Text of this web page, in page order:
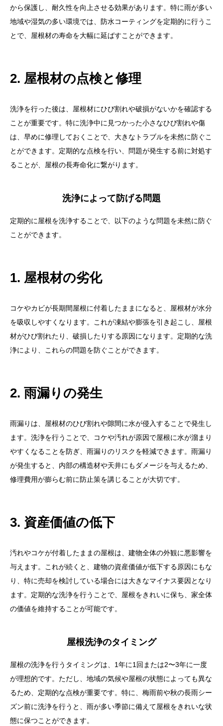
から保護し、耐久性を向上させる効果があります。特に雨が多い
地域や湿気の多い環境では、防水コーティングを定期的に行うこ
とで、屋根材の寿命を大幅に延ばすことができます。
2. 屋根材の点検と修理
洗浄を行った後は、屋根材にひび割れや破損がないかを確認する
ことが重要です。特に洗浄中に見つかった小さなひび割れや傷
は、早めに修理しておくことで、大きなトラブルを未然に防ぐこ
とができます。定期的な点検を行い、問題が発生する前に対処す
ることが、屋根の長寿命化に繋がります。
洗浄によって防げる問題
定期的に屋根を洗浄することで、以下のような問題を未然に防ぐ
ことができます。
1. 屋根材の劣化
コケやカビが長期間屋根に付着したままになると、屋根材が水分
を吸収しやすくなります。これが凍結や膨張を引き起こし、屋根
材がひび割れたり、破損したりする原因になります。定期的な洗
浄により、これらの問題を防ぐことができます。
2. 雨漏りの発生
雨漏りは、屋根材のひび割れや隙間に水が侵入することで発生し
ます。洗浄を行うことで、コケや汚れが原因で屋根に水が溜まり
やすくなることを防ぎ、雨漏りのリスクを軽減できます。雨漏り
が発生すると、内部の構造材や天井にもダメージを与えるため、
修理費用が膨らむ前に防止策を講じることが大切です。
3. 資産価値の低下
汚れやコケが付着したままの屋根は、建物全体の外観に悪影響を
与えます。これが続くと、建物の資産価値が低下する原因にもな
り、特に売却を検討している場合には大きなマイナス要因となり
ます。定期的な洗浄を行うことで、屋根をきれいに保ち、家全体
の価値を維持することが可能です。
屋根洗浄のタイミング
屋根の洗浄を行うタイミングは、1年に1回または2〜3年に一度
が理想的です。ただし、地域の気候や屋根の状態によっても異な
るため、定期的な点検が重要です。特に、梅雨前や秋の長雨シー
ズン前に洗浄を行うと、雨が多い季節に備えて屋根をきれいな状
態に保つことができます。